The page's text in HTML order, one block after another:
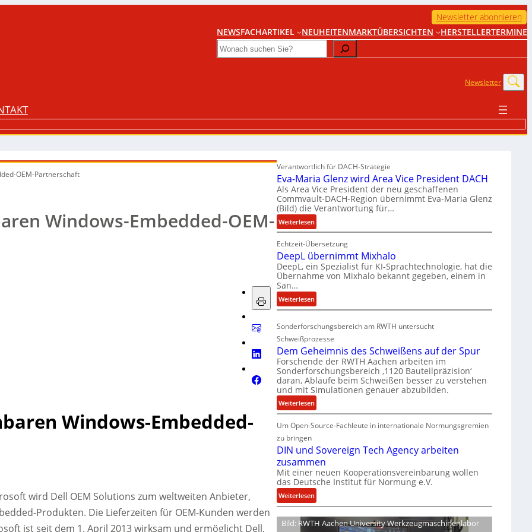
Newsletter abonnieren
NEWSFACHARTIKEL NEUHEITENMARKTÜBERSICHTEN HERSTELLERTERMINE
Search
Newsletter
OEM-Partnerschaft
Windows-Embedded-OEM-
Windows-Embedded-
wird Dell OEM Solutions zum weltweiten Anbieter,
Produkten. Die Lieferzeiten für OEM-Kunden werden
ist seit dem 1. April 2013 wirksam und ermöglicht Dell,
Verantwortlich für DACH-Strategie
Eva-Maria Glenz wird Area Vice President DACH
Als Area Vice President der neu geschaffenen
Commvault-DACH-Region übernimmt Eva-Maria Glenz
(Bild) die Verantwortung für…
Weiterlesen:
E
v
a
-
M
r
i
a
l
e
n
z
w
i
r
d
r
a
V
i
c
P
Echtzeit-Übersetzung
DeepL übernimmt Mixhalo
DeepL, ein Spezialist für KI-Sprachtechnologie, hat die
Übernahme von Mixhalo bekannt gegeben, einem in
San…
Weiterlesen:
D
p
L
ü
b
e
n
m
t
M
i
x
h
l
Sonderforschungsbereich am RWTH untersucht
Schweißprozesse
Dem Geheimnis des Schweißens auf der Spur
Forschende der RWTH Aachen arbeiten im
Sonderforschungsbereich ‚1120 Bauteilpräzision‘
daran, Abläufe beim Schweißen besser zu verstehen
und mit Simulationen genauer abzubilden.
Weiterlesen:
D
e
G
e
h
e
m
n
i
Um Open-Source-Fachleute in internationale Normungsgremien
zu bringen
DIN und Sovereign Tech Agency arbeiten
zusammen
Mit einer neuen Kooperationsvereinbarung wollen
das Deutsche Institut für Normung e.V.
Weiterlesen:
D
I
N
Bild: RWTH Aachen University Werkzeugmaschinenlabor